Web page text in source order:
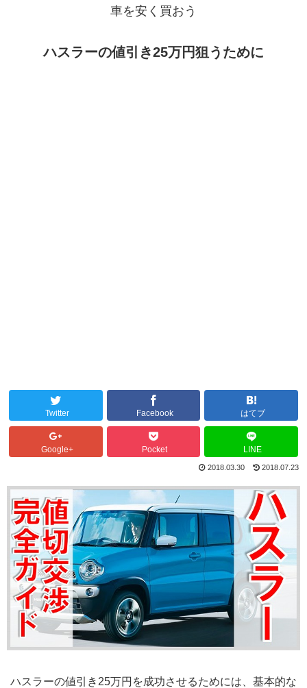
車を安く買おう
ハスラーの値引き25万円狙うために
Twitter Facebook はてブ
Google+ Pocket LINE
2018.03.30 2018.07.23
ハスラーの値引き25万円を成功させるためには、基本的な